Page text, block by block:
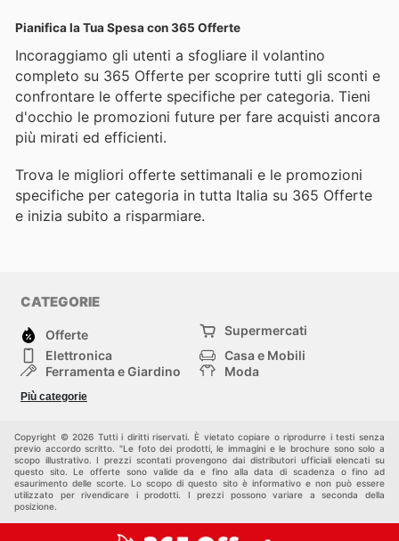
Pianifica la Tua Spesa con 365 Offerte
Incoraggiamo gli utenti a sfogliare il volantino
completo su 365 Offerte per scoprire tutti gli sconti e
confrontare le offerte specifiche per categoria. Tieni
d'occhio le promozioni future per fare acquisti ancora
più mirati ed efficienti.
Trova le migliori offerte settimanali e le promozioni
specifiche per categoria in tutta Italia su 365 Offerte
e inizia subito a risparmiare.
CATEGORIE
Offerte
Supermercati
Elettronica
Casa e Mobili
Ferramenta e Giardino
Moda
Bambini e Neonati
Più categorie
Copyright © 2026 Tutti i diritti riservati. È vietato copiare o riprodurre i testi senza
previo accordo scritto. "Le foto dei prodotti, le immagini e le brochure sono solo a
scopo illustrativo. I prezzi scontati provengono dai distributori ufficiali elencati su
questo sito. Le offerte sono valide da e fino alla data di scadenza o fino ad
esaurimento delle scorte. Lo scopo di questo sito è informativo e non può essere
utilizzato per rivendicare i prodotti. I prezzi possono variare a seconda della
posizione.